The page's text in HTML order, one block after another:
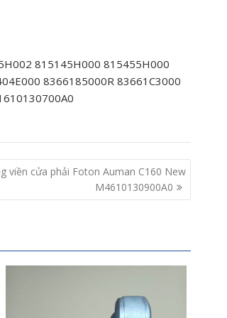
815145H000 815455H000
8366185000R 83661C3000
viền cửa phải Foton Auman C160 New
M4610130900A0